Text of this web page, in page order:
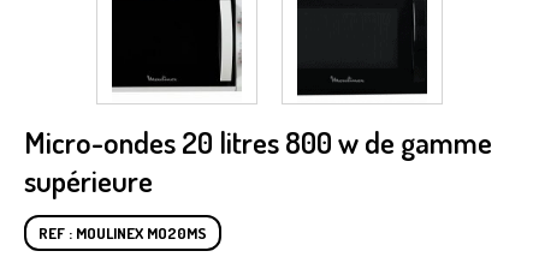
Micro-ondes 20 litres 800 w de gamme
supérieure
REF : MOULINEX MO20MS